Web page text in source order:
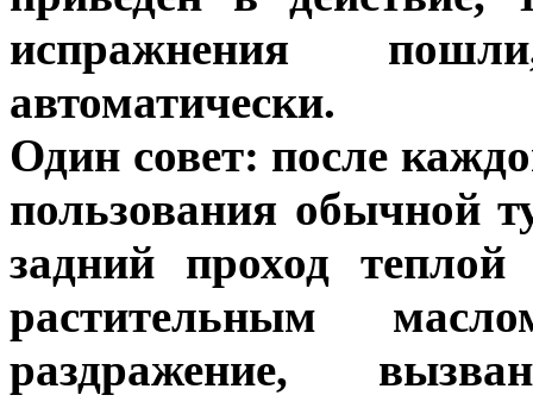
испражнения
автоматически.
Один совет: после
пользования обычной
задний проход
растительным
раздражение,